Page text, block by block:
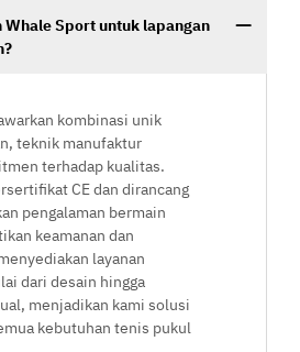
Sport untuk lapangan
kombinasi unik
teknik manufaktur
terhadap kualitas.
CE dan dirancang
pengalaman bermain
keamanan dan
layanan
dari desain hingga
menjadikan kami solusi
kebutuhan tenis pukul